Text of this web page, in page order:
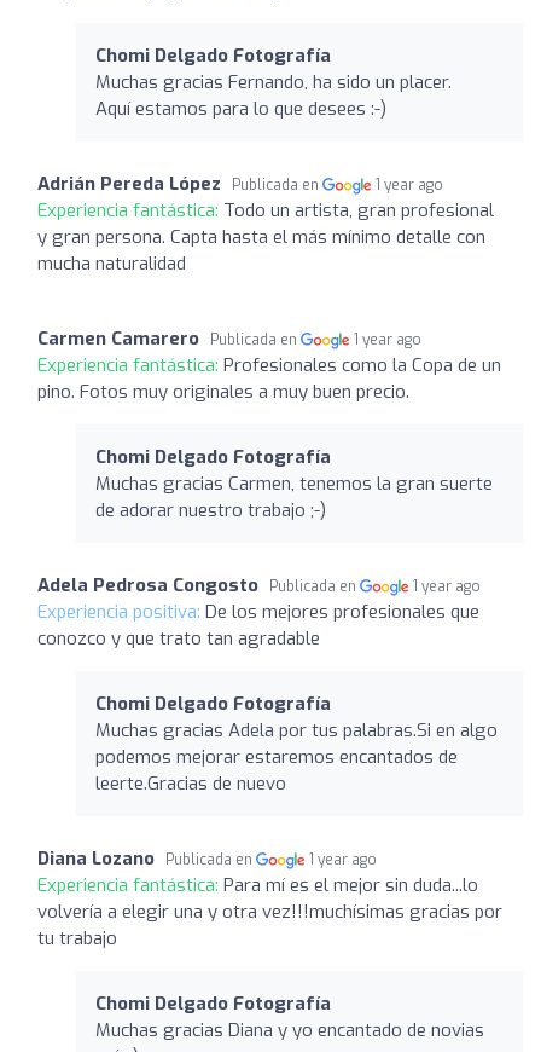
Chomi Delgado Fotografía
Muchas gracias Fernando, ha sido un placer.
Aquí estamos para lo que desees :-)
Adrián Pereda López Publicada en 1 year ago
Experiencia fantástica: Todo un artista, gran profesional
y gran persona. Capta hasta el más mínimo detalle con
mucha naturalidad
Carmen Camarero Publicada en 1 year ago
Experiencia fantástica: Profesionales como la Copa de un
pino. Fotos muy originales a muy buen precio.
Chomi Delgado Fotografía
Muchas gracias Carmen, tenemos la gran suerte
de adorar nuestro trabajo ;-)
Adela Pedrosa Congosto Publicada en 1 year ago
Experiencia positiva: De los mejores profesionales que
conozco y que trato tan agradable
Chomi Delgado Fotografía
Muchas gracias Adela por tus palabras.Si en algo
podemos mejorar estaremos encantados de
leerte.Gracias de nuevo
Diana Lozano Publicada en 1 year ago
Experiencia fantástica: Para mí es el mejor sin duda...lo
volvería a elegir una y otra vez!!!muchísimas gracias por
tu trabajo
Chomi Delgado Fotografía
Muchas gracias Diana y yo encantado de novias